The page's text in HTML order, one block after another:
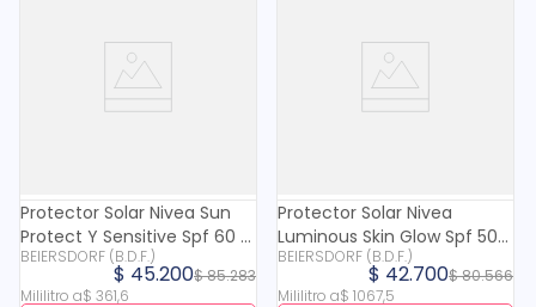
Protector Solar Nivea Sun
Protect Y Sensitive Spf 60 X
125 Ml
BEIERSDORF (B.D.F.)
$85.283
$ 45.200
Mililitro a$ 361,6
Protector Solar Nivea
Luminous Skin Glow Spf 50+
Fluido Diario X 40 Ml
BEIERSDORF (B.D.F.)
$80.566
$ 42.700
Mililitro a$ 1067,5